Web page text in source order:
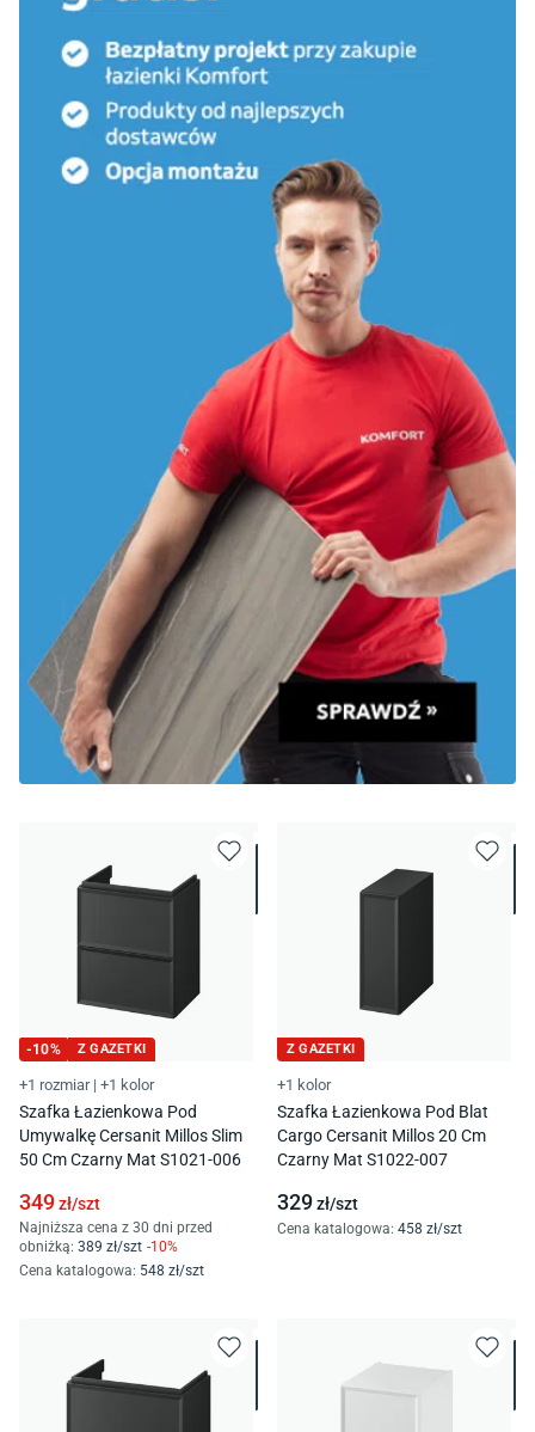
-10% Z GAZETKI
+1 rozmiar | +1 kolor
Szafka Łazienkowa Pod
Umywalkę Cersanit Millos Slim
50 Cm Czarny Mat S1021-006
349zł/szt
Najniższa cena z 30 dni przed
obniżką: 389 zł/szt -10%
Cena katalogowa: 548 zł/szt
Z GAZETKI
+1 kolor
Szafka Łazienkowa Pod Blat
Cargo Cersanit Millos 20 Cm
Czarny Mat S1022-007
329zł/szt
Cena katalogowa: 458 zł/szt